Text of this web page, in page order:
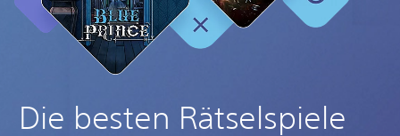
Die besten Rätselspiele